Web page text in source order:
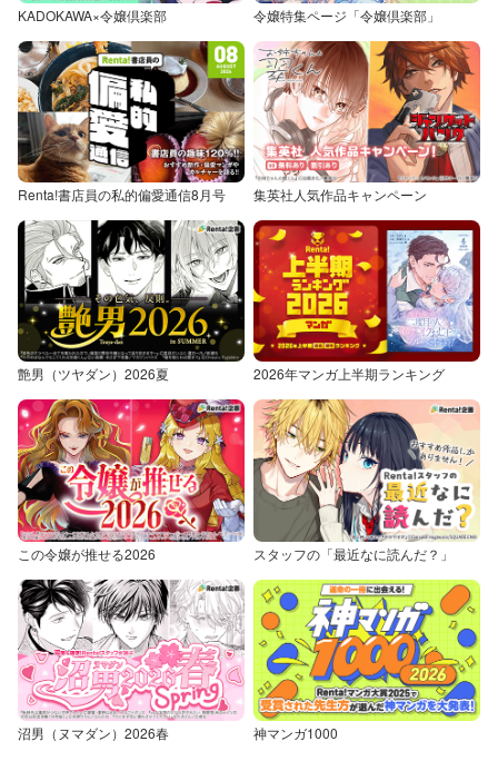
KADOKAWA×令嬢倶楽部 令嬢特集ページ「令嬢倶楽部」
Renta!書店員の私的偏愛通信8月号 集英社人気作品キャンペーン
艶男（ツヤダン）2026夏 2026年マンガ上半期ランキング
この令嬢が推せる2026 スタッフの「最近なに読んだ？」
沼男（ヌマダン）2026春 神マンガ1000